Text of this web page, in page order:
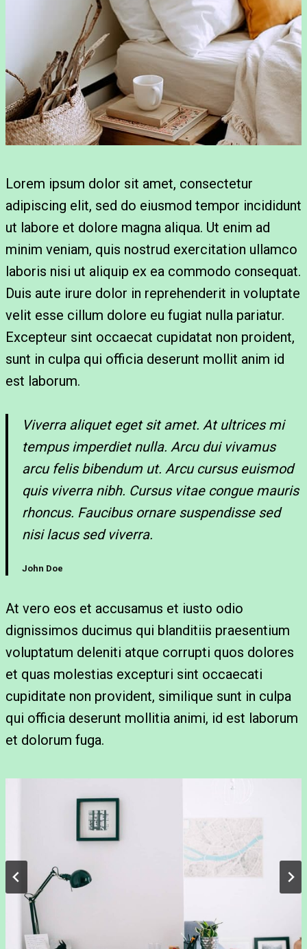
Lorem ipsum dolor sit amet, consectetur
adipiscing elit, sed do eiusmod tempor incididunt
ut labore et dolore magna aliqua. Ut enim ad
minim veniam, quis nostrud exercitation ullamco
laboris nisi ut aliquip ex ea commodo consequat.
Duis aute irure dolor in reprehenderit in voluptate
velit esse cillum dolore eu fugiat nulla pariatur.
Excepteur sint occaecat cupidatat non proident,
sunt in culpa qui officia deserunt mollit anim id
est laborum.
Viverra aliquet eget sit amet. At ultrices mi
tempus imperdiet nulla. Arcu dui vivamus
arcu felis bibendum ut. Arcu cursus euismod
quis viverra nibh. Cursus vitae congue mauris
rhoncus. Faucibus ornare suspendisse sed
nisi lacus sed viverra.
John Doe
At vero eos et accusamus et iusto odio
dignissimos ducimus qui blanditiis praesentium
voluptatum deleniti atque corrupti quos dolores
et quas molestias excepturi sint occaecati
cupiditate non provident, similique sunt in culpa
qui officia deserunt mollitia animi, id est laborum
et dolorum fuga.